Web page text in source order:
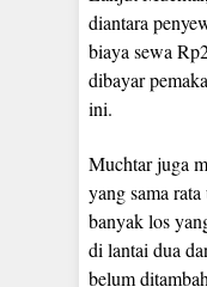
diantara
biaya sewa
dibayar
ini.
Muchtar juga
yang sama
banyak los
di lantai dua
belum